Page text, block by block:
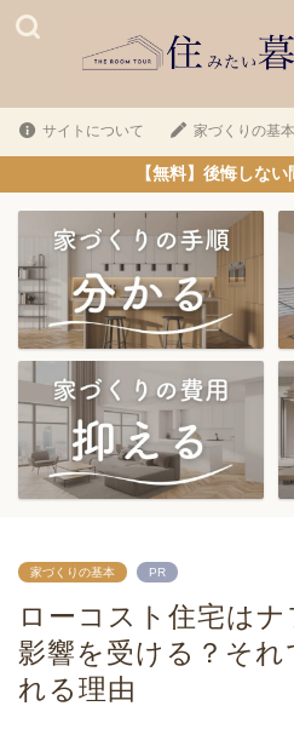
サイトについて 家づくりの基本
【無料】後悔しな
家づくりの基本 PR
ローコスト住宅は
影響を受ける？それ
れる理由